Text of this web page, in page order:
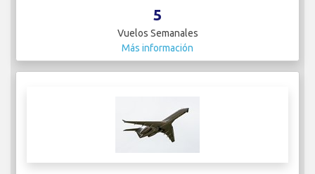
5
Vuelos Semanales
Más información